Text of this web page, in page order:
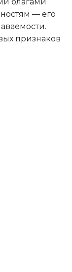
благами
— его
признаков